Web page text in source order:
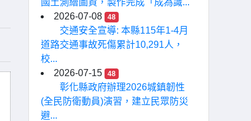
國土測繪圖資，製作完成「成為識...
2026-07-08
48
交通安全宣導: 本縣115年1-4月
道路交通事故死傷累計10,291人，
校...
2026-07-15
48
彰化縣政府辦理2026城鎮韌性
(全民防衛動員)演習，建立民眾防災
避...